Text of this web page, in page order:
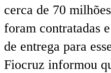
cerca de 70
foram contratadas
de entrega para
Fiocruz informou